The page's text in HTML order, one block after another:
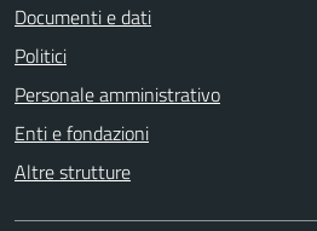
Documenti e dati
Politici
Personale amministrativo
Enti e fondazioni
Altre strutture